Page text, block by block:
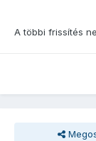
A többi frissítés